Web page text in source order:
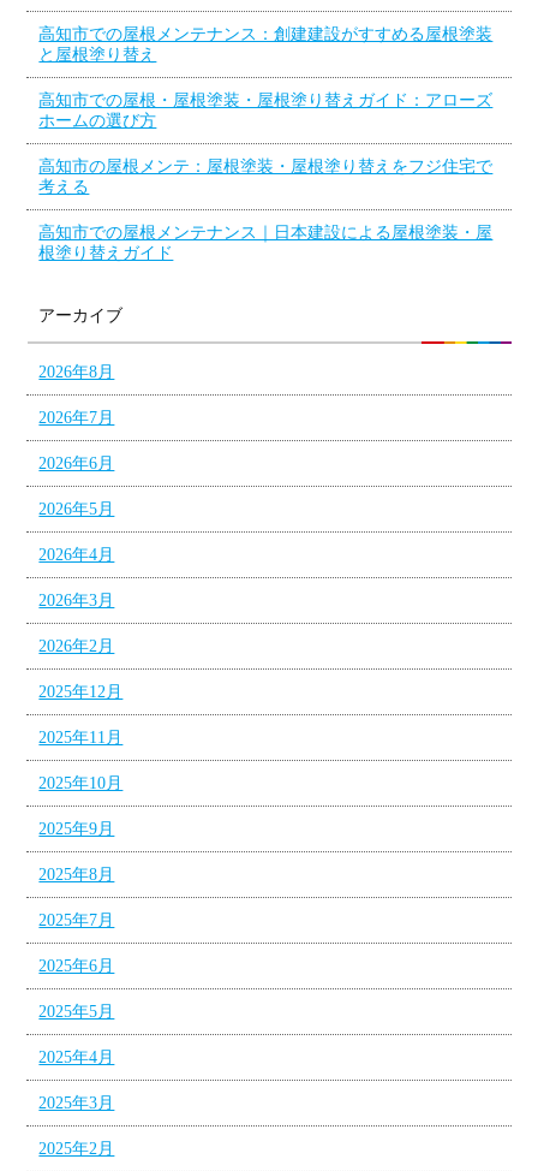
高知市での屋根メンテナンス：創建建設がすすめる屋根塗装
と屋根塗り替え
高知市での屋根・屋根塗装・屋根塗り替えガイド：アローズ
ホームの選び方
高知市の屋根メンテ：屋根塗装・屋根塗り替えをフジ住宅で
考える
高知市での屋根メンテナンス｜日本建設による屋根塗装・屋
根塗り替えガイド
アーカイブ
2026年8月
2026年7月
2026年6月
2026年5月
2026年4月
2026年3月
2026年2月
2025年12月
2025年11月
2025年10月
2025年9月
2025年8月
2025年7月
2025年6月
2025年5月
2025年4月
2025年3月
2025年2月